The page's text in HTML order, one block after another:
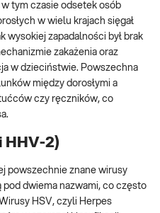
w tym czasie odsetek osób
w wielu krajach sięgał
wysokiej zapadalności był brak
zakażenia oraz
w dzieciństwie. Powszechna
między dorosłymi a
czy ręczników, co
HHV-2)
powszechnie znane wirusy
dwiema nazwami, co często
HSV, czyli Herpes